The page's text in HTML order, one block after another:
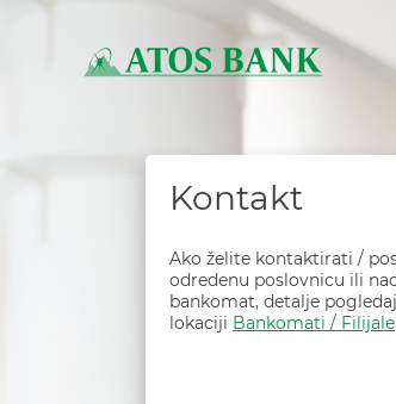
Kontakt
Ako želite kontaktirati /
odredenu poslovnicu ili
bankomat, detalje
lokaciji Bankomati / Filijale